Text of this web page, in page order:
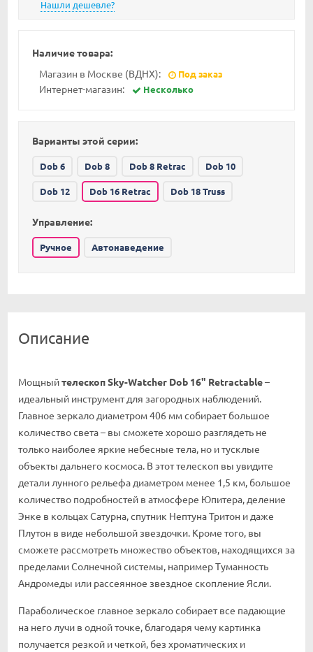
Наличие товара:
Магазин в Москве (ВДНХ):
Под заказ
Интернет-магазин: Несколько
Варианты этой серии:
Dob 6 Dob 8 Dob 8 Retrac Dob 10
Dob 12 Dob 16 Retrac Dob 18 Truss
Управление:
Ручное Автонаведение
Описание
Мощныйтелескоп Sky-Watcher Dob 16" Retractable–
идеальный инструмент для загородных наблюдений.
Главное зеркало диаметром 406 мм собирает большое
количество света – вы сможете хорошо разглядеть не
только наиболее яркие небесные тела, но и тусклые
объекты дальнего космоса. В этот телескоп вы увидите
детали лунного рельефа диаметром менее 1,5 км, большое
количество подробностей в атмосфере Юпитера, деление
Энке в кольцах Сатурна, спутник Нептуна Тритон и даже
Плутон в виде небольшой звездочки. Кроме того, вы
сможете рассмотреть множество объектов, находящихся за
пределами Солнечной системы, например Туманность
Андромеды или рассеянное звездное скопление Ясли.
Параболическое главное зеркало собирает все падающие
на него лучи в одной точке, благодаря чему картинка
получается резкой и четкой, без хроматических и